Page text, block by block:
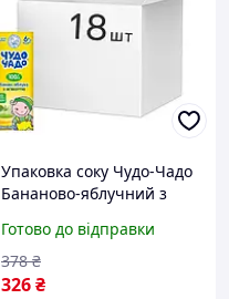
Упаковка соку Чудо-Чадо
Бананово-яблучний з
18 шт (4820003688892)
Готово до відправки
326₴
378 ₴